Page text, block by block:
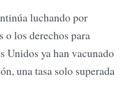
luchando por
o los derechos para
Unidos ya han vacunado
una tasa solo superada